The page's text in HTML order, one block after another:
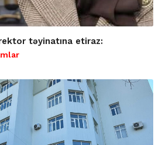
təyinatına etiraz: